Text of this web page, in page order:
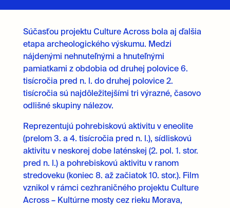
Súčasťou projektu Culture Across bola aj ďalšia
etapa archeologického výskumu. Medzi
nájdenými nehnuteľnými a hnuteľnými
pamiatkami z obdobia od druhej polovice 6.
tisícročia pred n. l. do druhej polovice 2.
tisícročia sú najdôležitejšími tri výrazné, časovo
odlišné skupiny nálezov.
Reprezentujú pohrebiskovú aktivitu v eneolite
(prelom 3. a 4. tisícročia pred n. l.), sídliskovú
aktivitu v neskorej dobe laténskej (2. pol. 1. stor.
pred n. l.) a pohrebiskovú aktivitu v ranom
stredoveku (koniec 8. až začiatok 10. stor.). Film
vznikol v rámci cezhraničného projektu Culture
Across – Kultúrne mosty cez rieku Morava,